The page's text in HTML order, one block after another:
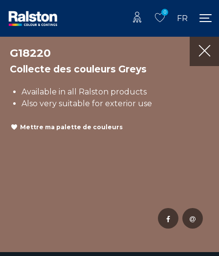
0
FR
G18220
Collecte des couleurs Greys
Available in all Ralston products
Also very suitable for exterior use
Mettre ma palette de couleurs